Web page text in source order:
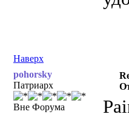
Наверх
pohorsky
Патриарх
Вне Форума